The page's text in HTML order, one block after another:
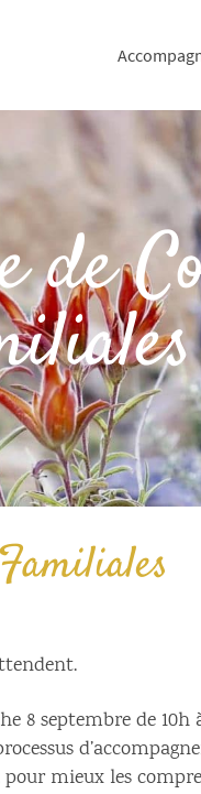
de
8 septembre de 10h
mieux les